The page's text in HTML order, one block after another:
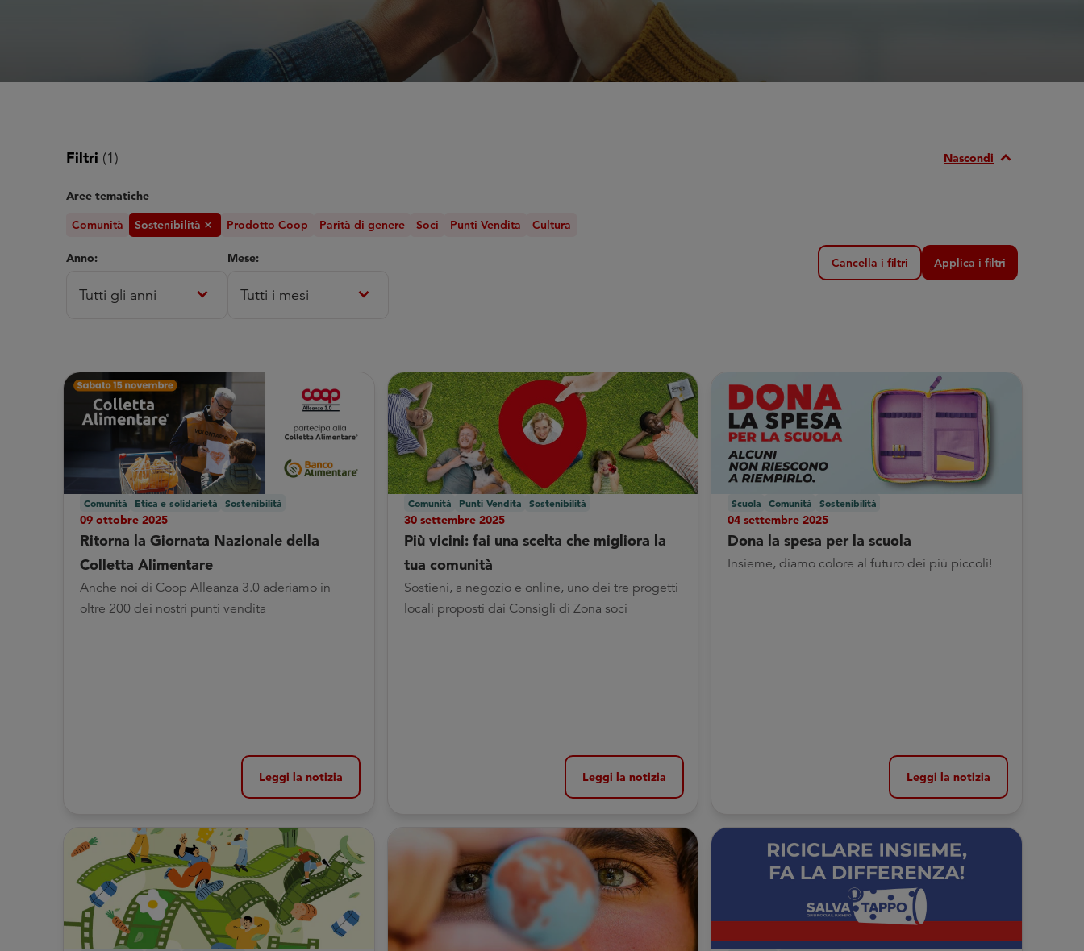
Filtri (1) Nascondi Expand_Less
Aree tematiche
Comunità
Sostenibilità Close Prodotto Coop Parità di genere Soci Punti Vendita Cultura
Anno:
Tutti gli anni expand_more
Mese:
Tutti i mesi expand_more
Cancella i filtri Applica i filtri
Comunità Etica e solidarietà Sostenibilità
09 ottobre 2025
Ritorna la Giornata Nazionale della
Colletta Alimentare
Anche noi di Coop Alleanza 3.0 aderiamo in
oltre 200 dei nostri punti vendita
Leggi la notizia
Comunità Punti Vendita Sostenibilità
30 settembre 2025
Più vicini: fai una scelta che migliora la
tua comunità
Sostieni, a negozio e online, uno dei tre progetti
locali proposti dai Consigli di Zona soci
Leggi la notizia
Scuola Comunità Sostenibilità
04 settembre 2025
Dona la spesa per la scuola
Insieme, diamo colore al futuro dei più piccoli!
Leggi la notizia